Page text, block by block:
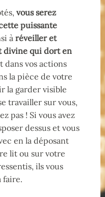
vous serez
puissante
à réveiller et
divine qui dort en
dans vos actions
la pièce de votre
la garder visible
travailler sur vous,
pas ! Si vous avez
dessus et vous
en la déposant
lit ou sur votre
ils vous
faire.